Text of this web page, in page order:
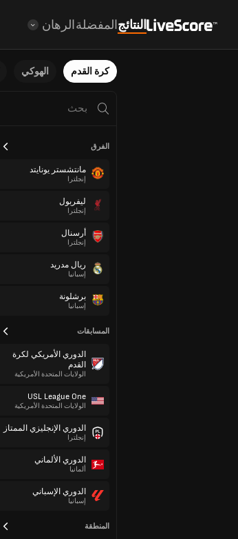
النتائجالمفضلةالرهان
كرة القدم الهوكي
الفرق
مانتشستر يونايتد
إنجلترا
ليفربول
إنجلترا
أرسنال
إنجلترا
ريال مدريد
إسبانيا
برشلونة
إسبانيا
المسابقات
الدوري الأمريكي لكرة
القدم
الولايات المتحدة الأمريكية
USL League One
الولايات المتحدة الأمريكية
الدوري الإنجليزي الممتاز
إنجلترا
الدوري الألماني
ألمانيا
الدوري الإسباني
إسبانيا
المنطقة